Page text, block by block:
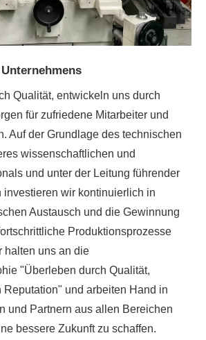
Qualität, entwickeln uns durch
für zufriedene Mitarbeiter und
Auf der Grundlage des technischen
wissenschaftlichen und
und unter der Leitung führender
investieren wir kontinuierlich in
Austausch und die Gewinnung
Produktionsprozesse
halten uns an die
"Überleben durch Qualität,
Reputation" und arbeiten Hand in
und Partnern aus allen Bereichen
bessere Zukunft zu schaffen.